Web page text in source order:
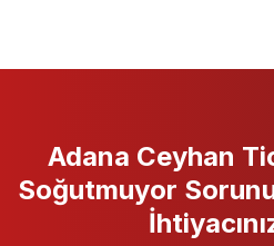
Adana Ceyhan
Soğutmuyor